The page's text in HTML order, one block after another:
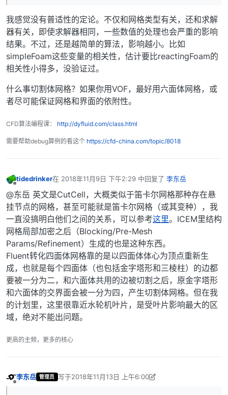
我感觉没有普适性的定论。不仅和网格类型有关，还和求解
器有关，即使求解器相同，一些数值的处理也会严重的影响
结果。不过，还是越简单的算法，影响越小。比如
simpleFoam这些变量的相关性，估计要比reactingFoam的
相关性小得多，没验证过。
什么事切割体网格？如果你用VOF，最好用六面体网格，或
者尽可能保证网格和界面的依附性。
CFD算法编程课： http://dyfluid.com/class.html
需要帮助debug算例的看这个 https://cfd-china.com/topic/8018
tidedrinker在 2018年11月9日 下午2:29 中回复了 李东岳
最后由 编辑
@东岳 英文是CutCell，大概类似于笛卡尔网格那种存在悬
挂节点的网格，甚至可能就是笛卡尔网格（或其变种），我
一直没搞明白他们之间的关系，可以参考这里。ICEM里结构
网格局部加密之后（Blocking/Pre-Mesh
Params/Refinement）生成的也是这种东西。
Fluent转化四面体网格靠的是以四面体体心为顶点重新生
成，也就是每个四面体（也包括金字塔形和三棱柱）的边都
要被一分为二，和六面体共用的边被切割之后，原金字塔形
和六面体的交界面会被一分为四，产生切割体网格。但在我
的计划里，这里很靠近水轮机叶片，是受叶片影响最大的区
域，绝对不能出问题。
更高的主频，更多的核心
李东岳 管理员 写于2018年11月13日 上午6:00
最后由 李东岳 编辑2018年11月13日 下午2:02